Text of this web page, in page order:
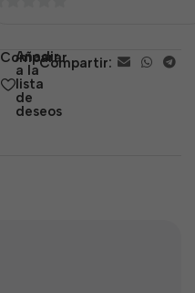
Comparar
Añadir
a la
lista
de
deseos
Compartir: